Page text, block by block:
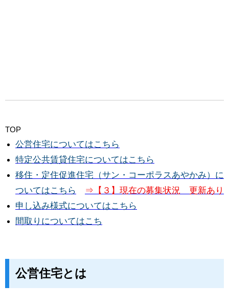
TOP
公営住宅についてはこちら
特定公共賃貸住宅についてはこちら
移住・定住促進住宅（サン・コーポラスあやかみ）に
ついてはこちら
⇒【３】現在の募集状況 更新あり
申し込み様式についてはこちら
間取りについてはこち
公営住宅とは